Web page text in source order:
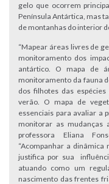
gelo que ocorrem
Península Antártica, mas
de montanhas do interior
“Mapear áreas livres de
monitoramento dos
antártico. O mapa de
monitoramento da fauna
dos filhotes das
verão. O mapa de
essenciais para avaliar a
monitorar as mudanças
professora Eliana
“Acompanhar a
justifica por sua
atuando como um
nascimento das frentes